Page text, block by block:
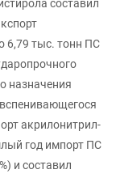
составил
6,79 тыс. тонн ПС
назначения
акрилонитрил-
год импорт ПС
и составил